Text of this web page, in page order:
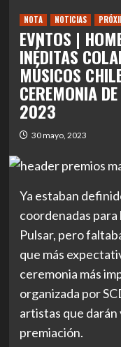
NOTA NOTICIAS
EVNTOS |
INÉDITAS
MÚSICOS
CEREMONIA
2023
30 mayo, 2023
Ya estaban
coordenadas para
Pulsar, pero
que más
ceremonia más
organizada por
artistas que darán
premiación.